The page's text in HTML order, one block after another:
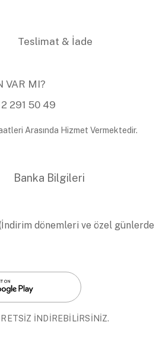
Teslimat & İade
VAR MI?
291 50 49
Arasında Hizmet Vermektedir.
Banka Bilgileri
dönemleri ve özel
İNDİREBİLİRSİNİZ.